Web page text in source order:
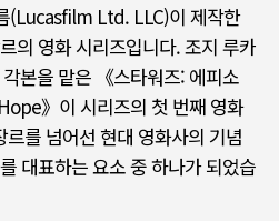
(Lucasfilm Ltd. LLC)이 제작한
의 영화 시리즈입니다.조지 루카
각본을 맡은 《스타워즈: 에피소
》 이 시리즈의 첫 번째 영화
르를 넘어선 현대 영화사의 기념
대표하는 요소 중 하나가 되었습